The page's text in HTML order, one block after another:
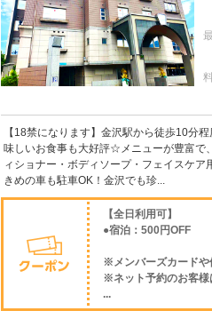
【18禁になります】金沢駅から徒歩10分
味しいお食事も大好評☆メニューが豊富で
ィショナー・ボディソープ・フェイスケ
きめの車も駐車OK！金沢でも珍...
【全日利用可】
●宿泊：500円OFF
※メンバーズカードや
※ネット予約のお客様
...